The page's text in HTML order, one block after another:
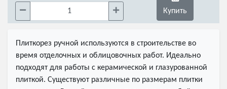
Купить
Плиткорез ручной используются в строительстве во
время отделочных и облицовочных работ. Идеально
подходят для работы с керамической и глазурованной
плиткой. Существуют различные по размерам плитки